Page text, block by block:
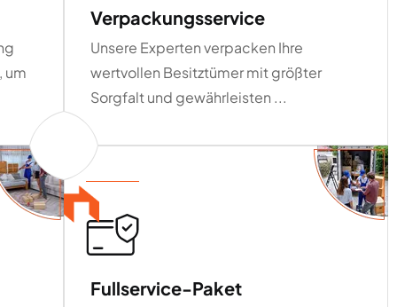
um
Verpackungsservice
Unsere Experten verpacken Ihre
wertvollen Besitztümer mit größter
Sorgfalt und gewährleisten ...
Fullservice-Paket